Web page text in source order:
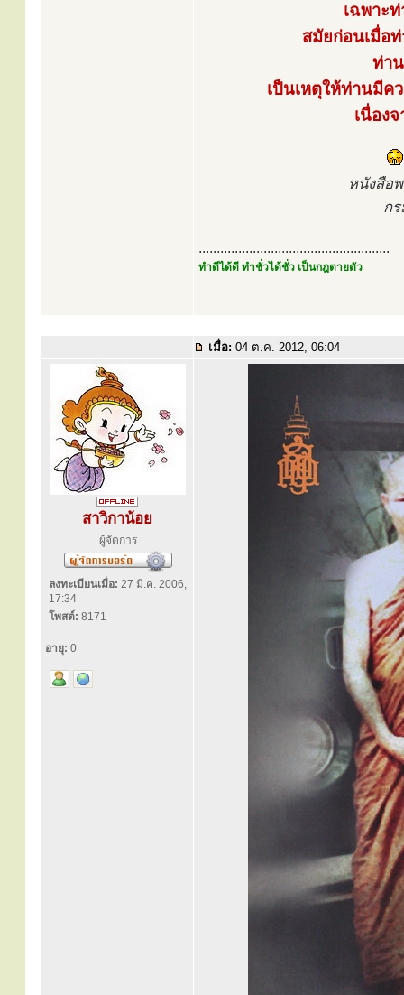
เฉพาะ
สมัยก่อนเมื่อ
ท่า
เป็นเหตุให้ท่านมีค
เนื่อง
หนังสือ
ก
.....................................................
ทำดีได้ดี ทำชั่วได้ชั่ว เป็นกฎตายตัว
เมื่อ: 04 ต.ค. 2012, 06:04
สาวิกาน้อย
ผู้จัดการ
ลงทะเบียนเมื่อ: 27 มี.ค. 2006,
17:34
โพสต์: 8171
อายุ: 0